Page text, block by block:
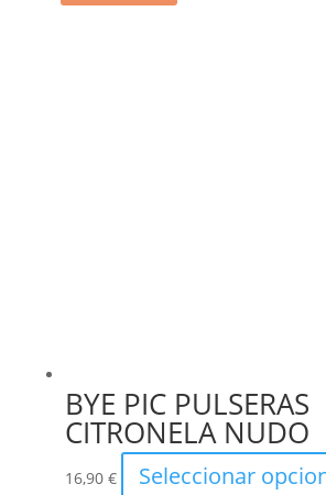
BYE PIC PULSERAS
CITRONELA NUDO
16,90 € Seleccionar